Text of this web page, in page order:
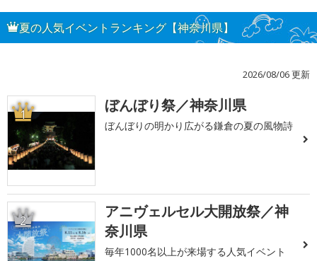
夏の人気イベントランキング【神奈川県】
2026/08/06 更新
1 ぼんぼり祭／神奈川県
ぼんぼりの明かり広がる鎌倉の夏の風物詩
2
アニヴェルセル大開放祭／神
奈川県
毎年1000名以上が来場する人気イベント